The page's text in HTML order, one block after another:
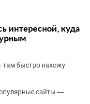
интересной, куда
там быстро нахожу
сайты —